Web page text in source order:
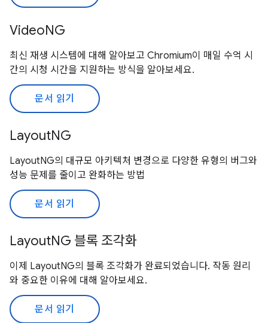
VideoNG
최신 재생 시스템에 대해 알아보고 Chromium이 매일 수억 시
간의 시청 시간을 지원하는 방식을 알아보세요.
문서 읽기
LayoutNG
LayoutNG의 대규모 아키텍처 변경으로 다양한 유형의 버그와
성능 문제를 줄이고 완화하는 방법
문서 읽기
LayoutNG 블록 조각화
이제 LayoutNG의 블록 조각화가 완료되었습니다. 작동 원리
와 중요한 이유에 대해 알아보세요.
문서 읽기